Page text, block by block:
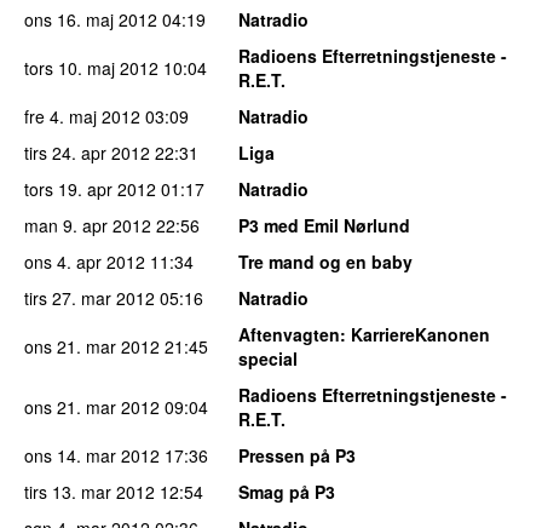
ons 16. maj 2012 04:19
Natradio
tors 10. maj 2012 10:04
Radioens Efterretningstjeneste -
R.E.T.
fre 4. maj 2012 03:09
Natradio
tirs 24. apr 2012 22:31
Liga
tors 19. apr 2012 01:17
Natradio
man 9. apr 2012 22:56
P3 med Emil Nørlund
ons 4. apr 2012 11:34
Tre mand og en baby
tirs 27. mar 2012 05:16
Natradio
ons 21. mar 2012 21:45 Aftenvagten: KarriereKanonen
special
ons 21. mar 2012 09:04
Radioens Efterretningstjeneste -
R.E.T.
ons 14. mar 2012 17:36
Pressen på P3
tirs 13. mar 2012 12:54
Smag på P3